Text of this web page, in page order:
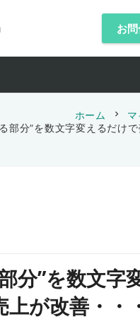
お
ホーム chevron_right マ
部分”を数文字変えるだけ
分”を数文字
上が改善・・